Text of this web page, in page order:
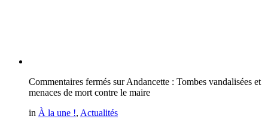
Commentaires fermés sur Andancette : Tombes vandalisées et
menaces de mort contre le maire
in À la une !, Actualités